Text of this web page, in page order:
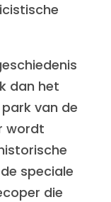
dan het
van de
wordt
speciale
die